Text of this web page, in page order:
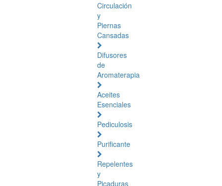
Circulación
y
Piernas
Cansadas
Difusores
de
Aromaterapia
Aceites
Esenciales
Pediculosis
Purificante
Repelentes
y
Picaduras